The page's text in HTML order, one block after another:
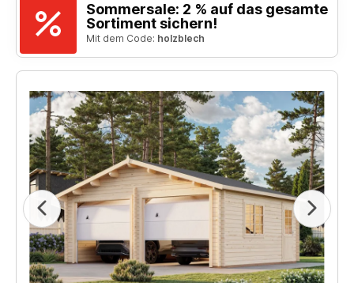
Sommersale: 2 % auf das gesamte
Sortiment sichern!
Mit dem Code: holzblech